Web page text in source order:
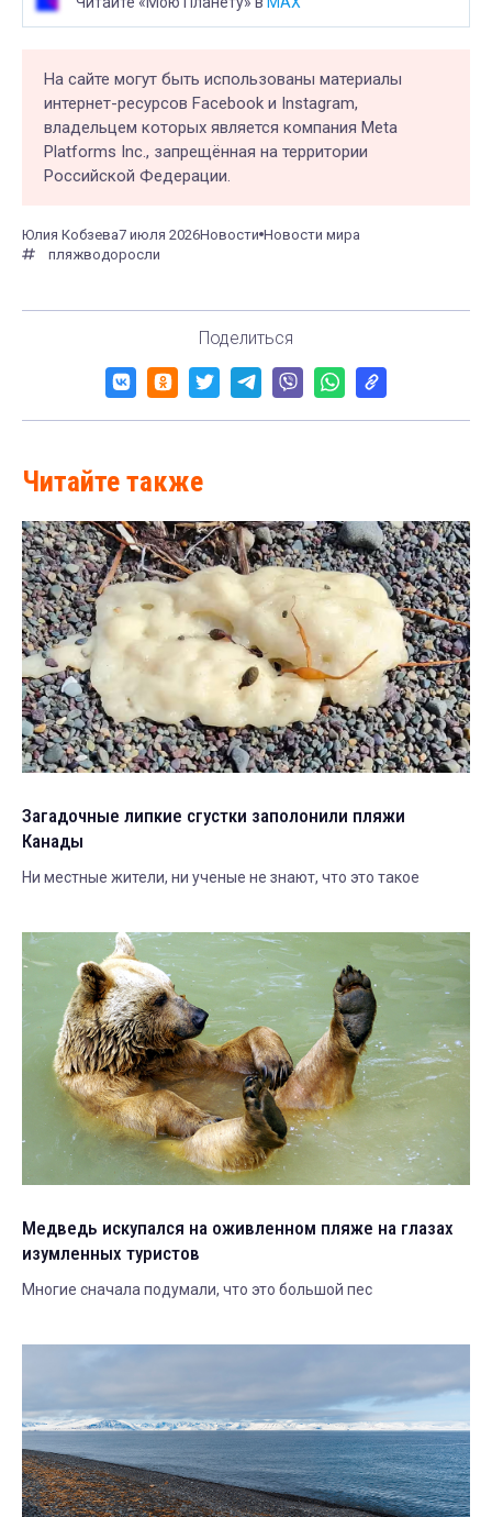
На сайте могут быть использованы материалы
интернет-ресурсов Facebook и Instagram,
владельцем которых является компания Meta
Platforms Inc., запрещённая на территории
Российской Федерации.
Юлия Кобзева7 июля 2026Новости Новости мира
пляжводоросли
Поделиться
Читайте также
Загадочные липкие сгустки заполонили пляжи
Канады
Ни местные жители, ни ученые не знают, что это такое
Медведь искупался на оживленном пляже на глазах
изумленных туристов
Многие сначала подумали, что это большой пес